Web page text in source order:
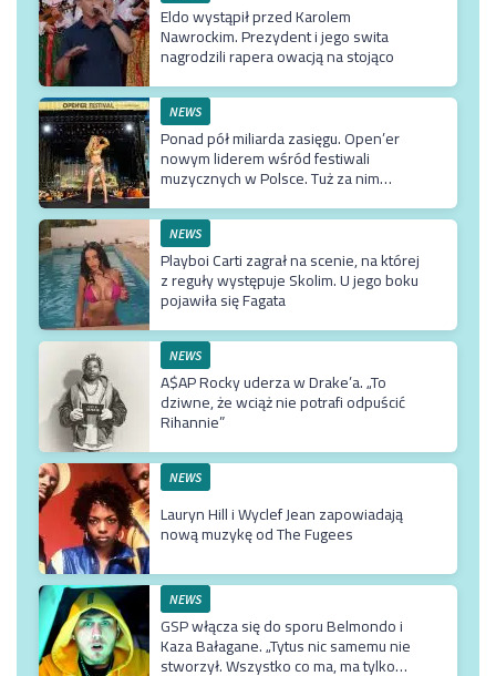
Eldo wystąpił przed Karolem
Nawrockim. Prezydent i jego swita
nagrodzili rapera owacją na stojąco
NEWS
Ponad pół miliarda zasięgu. Open’er
nowym liderem wśród festiwali
muzycznych w Polsce. Tuż za nim
NEWS
Playboi Carti zagrał na scenie, na której
z reguły występuje Skolim. U jego boku
pojawiła się Fagata
NEWS
A$AP Rocky uderza w Drake’a. „To
dziwne, że wciąż nie potrafi odpuścić
Rihannie”
NEWS
Lauryn Hill i Wyclef Jean zapowiadają
nową muzykę od The Fugees
NEWS
GSP włącza się do sporu Belmondo i
Kaza Bałagane. „Tytus nic samemu nie
stworzył. Wszystko co ma, ma tylko